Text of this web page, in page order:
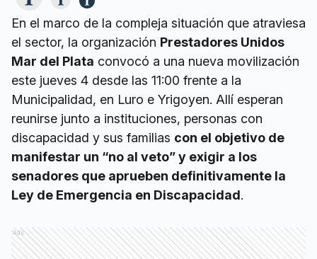
En el marco de la compleja situación que atraviesa
el sector, la organización Prestadores Unidos
Mar del Plata convocó a una nueva movilización
este jueves 4 desde las 11:00 frente a la
Municipalidad, en Luro e Yrigoyen. Allí esperan
reunirse junto a instituciones, personas con
discapacidad y sus familias con el objetivo de
manifestar un “no al veto” y exigir a los
senadores que aprueben definitivamente la
Ley de Emergencia en Discapacidad.
Ads